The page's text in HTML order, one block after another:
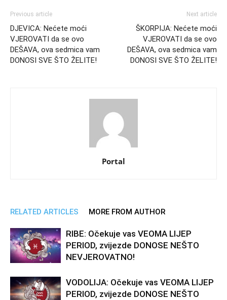
Previous article
DJEVICA: Nećete moći
VJEROVATI da se ovo
DEŠAVA, ova sedmica vam
DONOSI SVE ŠTO ŽELITE!
Next article
ŠKORPIJA: Nećete moći
VJEROVATI da se ovo
DEŠAVA, ova sedmica vam
DONOSI SVE ŠTO ŽELITE!
Portal
RELATED ARTICLES MORE FROM AUTHOR
RIBE: Očekuje vas VEOMA LIJEP
PERIOD, zvijezde DONOSE NEŠTO
NEVJEROVATNO!
VODOLIJA: Očekuje vas VEOMA LIJEP
PERIOD, zvijezde DONOSE NEŠTO